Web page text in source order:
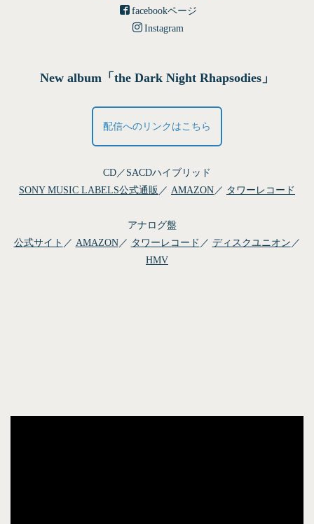
facebookページ
Instagram
New album「the Dark Night Rhapsodies」
配信へのリンクはこちら
CD／SACDハイブリッド
SONY MUSIC LABELS公式通販 ／ AMAZON ／ タワーレコード
アナログ盤
公式サイト ／ AMAZON／ タワーレコード ／ ディスクユニオン ／
HMV